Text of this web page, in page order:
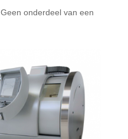
Geen onderdeel van een